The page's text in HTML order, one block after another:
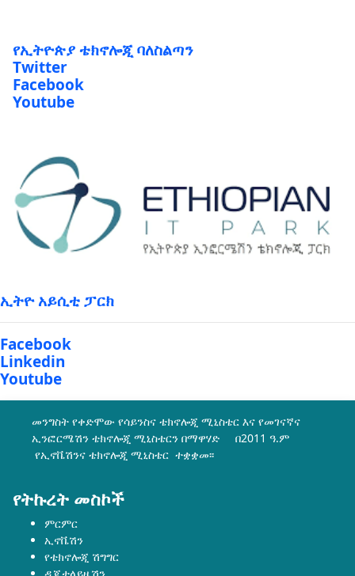
የኢትዮጵያ ቴክኖሎጂ ባለስልጣን
Twitter
Facebook
Youtube
ኢትዮ አይሲቲ ፓርክ
Facebook
Linkedin
Youtube
መንግስት የቀድሞው የሳይንስና ቴክኖሎጂ ሚኒስቴር እና የመገናኛና
ኢንፎርሜሽን ቴክኖሎጂ ሚኒስቴርን በማዋሃድ በ2011 ዓ.ም
የኢኖቬሽንና ቴክኖሎጂ ሚኒስቴር ተቋቋመ፡፡
የትኩረት መስኮች
ምርምር
ኢኖቬሽን
የቴክኖሎጂ ሽግግር